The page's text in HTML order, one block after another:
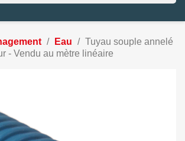
Eau
Tuyau souple annelé
- Vendu au mètre linéaire